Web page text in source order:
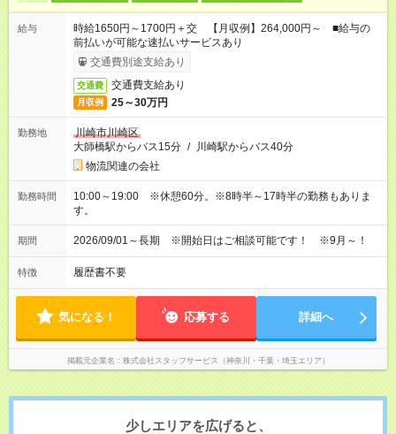
給与
時給1650円～1700円＋交 【月収例】264,000円～ ■給与の
前払いが可能な速払いサービスあり
交通費別途支給あり
交通費 交通費支給あり
月収例 25～30万円
勤務地
川崎市川崎区
大師橋駅からバス15分 / 川崎駅からバス40分
物流関連の会社
勤務時間
10:00～19:00 ※休憩60分。※8時半～17時半の勤務もありま
す。
期間 2026/09/01～長期 ※開始日はご相談可能です！ ※9月～！
特徴 履歴書不要
気になる！ 応募する 詳細へ
掲載元企業名 株式会社スタッフサービス（神奈川・千葉・埼玉エリア）
少しエリアを広げると、